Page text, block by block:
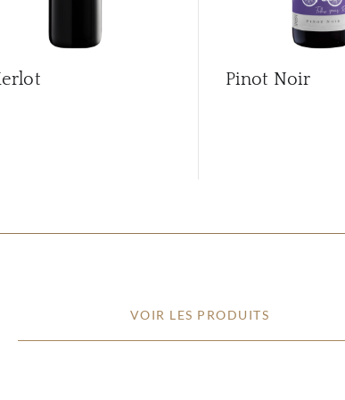
Pinot Noir
VOIR LES PRODUITS